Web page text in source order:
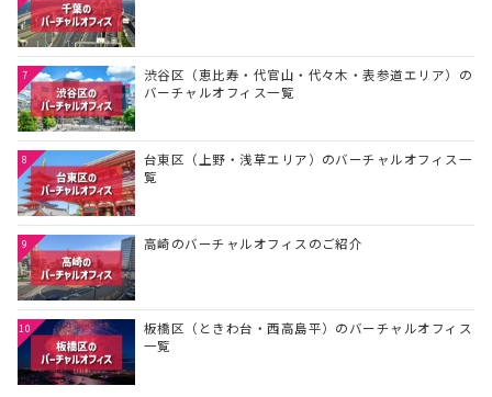
7
渋谷区（恵比寿・代官山・代々木・表参道エリア）の
バーチャルオフィス一覧
8
台東区（上野・浅草エリア）のバーチャルオフィス一
覧
9 高崎のバーチャルオフィスのご紹介
10
板橋区（ときわ台・西高島平）のバーチャルオフィス
一覧